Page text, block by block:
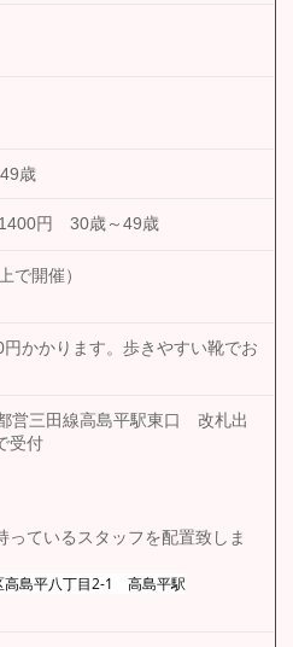
歳
円 30歳～49歳
で開催）
かかります。歩きやすい靴でお
三田線高島平駅東口 改札出
受付
っているスタッフを配置致しま
高島平八丁目2-1 高島平駅